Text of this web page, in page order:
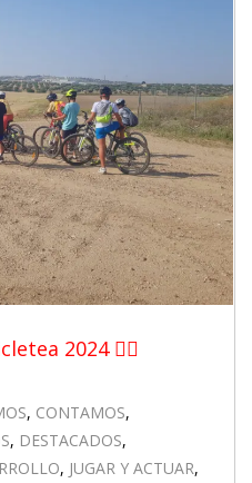
2024 🚴‍♀️
, CONTAMOS,
, DESTACADOS,
, JUGAR Y ACTUAR,